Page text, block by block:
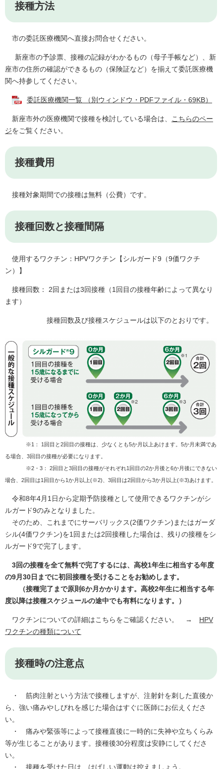
接種方法
市の委託医療機関へ直接お問合せください。
新座市の予診票、接種の記録がわかるもの（母子手帳など）、新
座市の住所の確認ができるもの（保険証など）を揃えて委託医療機
関へ持参してください。
委託医療機関一覧 （別ウィンドウ・PDFファイル・69KB）
新座市外の医療機関で接種を検討している場合は、
こちらのペー
ジをご覧ください。
接種費用
接種対象期間での接種は無料（公費）です。
接種回数と接種間隔
使用するワクチン：HPVワクチン【シルガード9（9価ワクチ
ン）】
接種回数： 2回または3回接種（1回目の接種年齢によって異なり
ます）
接種回数及び接種スケジュールは以下のとおりです。
※1： 1回目と2回目の接種は、少なくとも5か月以上あけます。5か月未満であ
る場合、3回目の接種が必要になります。
※2・3： 2回目と3回目の接種がそれぞれ1回目の2か月後と6か月後にできない
場合、2回目は1回目から1か月以上(※2)、3回目は2回目から3か月以上(※3)あけます。
令和8年4月1日から定期予防接種として使用できるワクチンがシ
ルガード9のみとなりました。
そのため、これまでにサーバリックス(2価ワクチン)またはガーダ
シル(4価ワクチン)を1回または2回接種した場合は、残りの接種をシ
ルガード9で完了します。
3回の接種を全て無料で完了するには、高校1年生に相当する年度
の9月30日までに初回接種を受けることをお勧めします。
（接種完了まで原則6か月かかります。高校2年生に相当する年
度以降は接種スケジュールの途中でも有料になります。）
ワクチンについての詳細はこちらをご確認ください。 → HPV
ワクチンの種類について
接種時の注意点
・ 筋肉注射という方法で接種しますが、注射針を刺した直後か
ら、強い痛みやしびれを感じた場合はすぐに医師にお伝えくださ
い。
・ 痛みや緊張等によって接種直後に一時的に失神や立ちくらみ
等が生じることがあります。接種後30分程度は安静にしてくださ
い。
・ 接種を受けた日は、はげしい運動は控えましょう。